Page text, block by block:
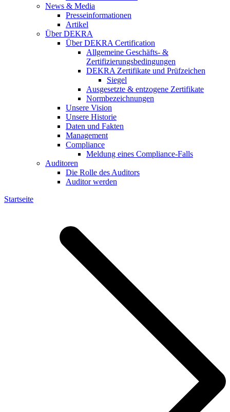
News & Media
Presseinformationen
Artikel
Über DEKRA
Über DEKRA Certification
Allgemeine Geschäfts- &
Zertifizierungsbedingungen
DEKRA Zertifikate und Prüfzeichen
Siegel
Ausgesetzte & entzogene Zertifikate
Normbezeichnungen
Unsere Vision
Unsere Historie
Daten und Fakten
Management
Compliance
Meldung eines Compliance-Falls
Auditoren
Die Rolle des Auditors
Auditor werden
Startseite